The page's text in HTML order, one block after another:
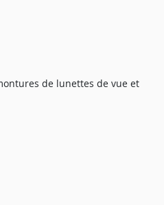
de lunettes de vue et